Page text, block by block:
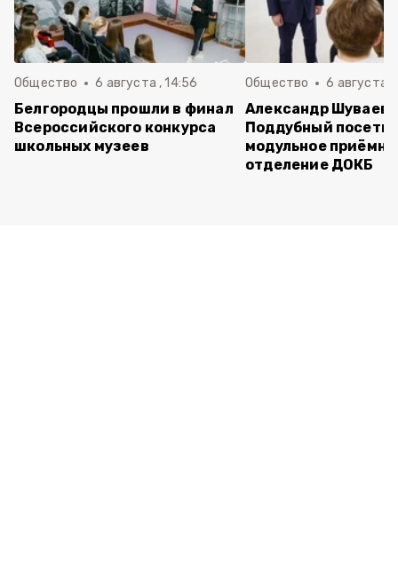
Общество 6 августа , 14:56
Белгородцы прошли в финал
Всероссийского конкурса
школьных музеев
Общество 6 августа ,
Александр Шуваев
Поддубный
модульное
отделение ДОКБ